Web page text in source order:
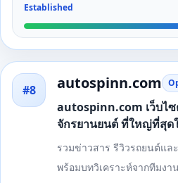
Established
#8 autospinn.com
autospinn.com เว็บไ
จักรยานยนต์ ที่ใหญ่ที่สุด
รวมข่าวสาร รีวิวรถยนต์แล
พร้อมบทวิเคราะห์จากทีมงา